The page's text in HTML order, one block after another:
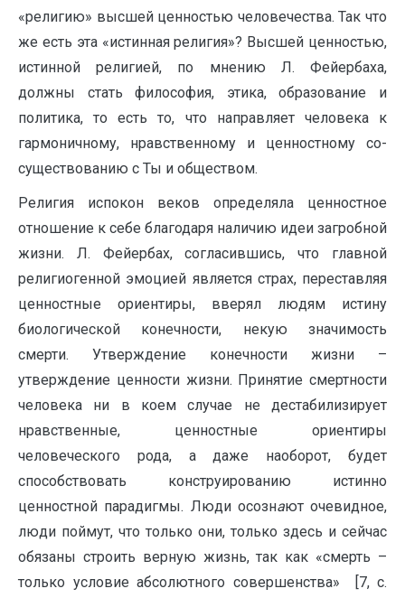
«религию» высшей ценностью человечества. Так что
же есть эта «истинная религия»? Высшей ценностью,
истинной религией, по мнению Л. Фейербаха,
должны стать философия, этика, образование и
политика, то есть то, что направляет человека к
гармоничному, нравственному и ценностному со-
существованию с Ты и обществом.
Религия испокон веков определяла ценностное
отношение к себе благодаря наличию идеи загробной
жизни. Л. Фейербах, согласившись, что главной
религиогенной эмоцией является страх, переставляя
ценностные ориентиры, вверял людям истину
биологической конечности, некую значимость
смерти. Утверждение конечности жизни –
утверждение ценности жизни. Принятие смертности
человека ни в коем случае не дестабилизирует
нравственные, ценностные ориентиры
человеческого рода, а даже наоборот, будет
способствовать конструированию истинно
ценностной парадигмы. Люди осознают очевидное,
люди поймут, что только они, только здесь и сейчас
обязаны строить верную жизнь, так как «смерть –
только условие абсолютного совершенства» [7, с.